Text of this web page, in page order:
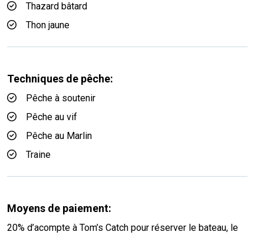
Thazard bâtard
Thon jaune
Techniques de pêche:
Pêche à soutenir
Pêche au vif
Pêche au Marlin
Traine
Moyens de paiement:
20% d’acompte à Tom’s Catch pour réserver le bateau, le